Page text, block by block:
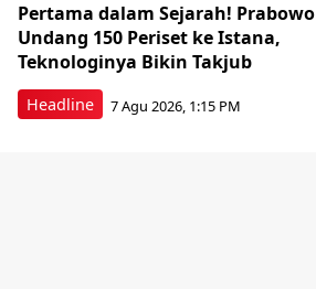
Headline
Pertama dalam Sejarah! Prabowo
Undang 150 Periset ke Istana,
Teknologinya Bikin Takjub
7 Agu 2026, 1:15 PM